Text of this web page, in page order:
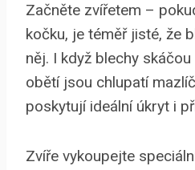
Začněte zvířetem –
kočku, je téměř jisté, že
něj. I když blechy
obětí jsou chlupatí
poskytují ideální úkryt i
Zvíře vykoupejte